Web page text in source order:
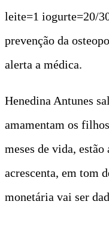
leite=1 iogurte=20/
prevenção da
alerta a médica.
Henedina Antunes
amamentam os
meses de vida, estão
acrescenta, em tom
monetária vai ser